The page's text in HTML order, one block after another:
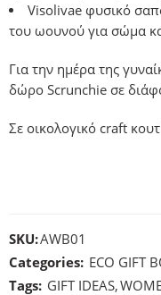
Visolivae φυσικό
του ωουνού για σώμα
Για την ημέρα της
δώρο Scrunchie σε
Σε οικολογικό craft
SKU:AWB01
Categories: ECO GIFT
Tags: GIFT IDEAS,